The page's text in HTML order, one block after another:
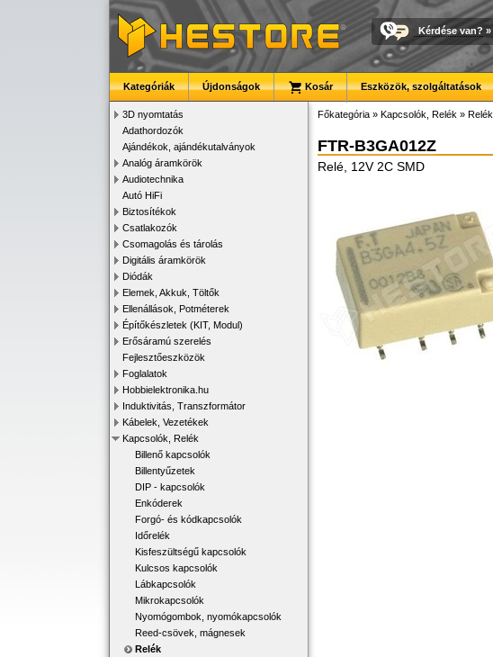
Kérdése van? »
Kategóriák Újdonságok Kosár Eszközök, szolgáltatások
3D nyomtatás
Adathordozók
Ajándékok, ajándékutalványok
Analóg áramkörök
Audiotechnika
Autó HiFi
Biztosítékok
Csatlakozók
Csomagolás és tárolás
Digitális áramkörök
Diódák
Elemek, Akkuk, Töltők
Ellenállások, Potméterek
Építőkészletek (KIT, Modul)
Erősáramú szerelés
Fejlesztőeszközök
Foglalatok
Hobbielektronika.hu
Induktivitás, Transzformátor
Kábelek, Vezetékek
Kapcsolók, Relék
Billenő kapcsolók
Billentyűzetek
DIP - kapcsolók
Enkóderek
Forgó- és kódkapcsolók
Időrelék
Kisfeszültségű kapcsolók
Kulcsos kapcsolók
Lábkapcsolók
Mikrokapcsolók
Nyomógombok, nyomókapcsolók
Reed-csövek, mágnesek
Relék
Főkategória » Kapcsolók, Relék » Relék
FTR-B3GA012Z
Relé, 12V 2C SMD